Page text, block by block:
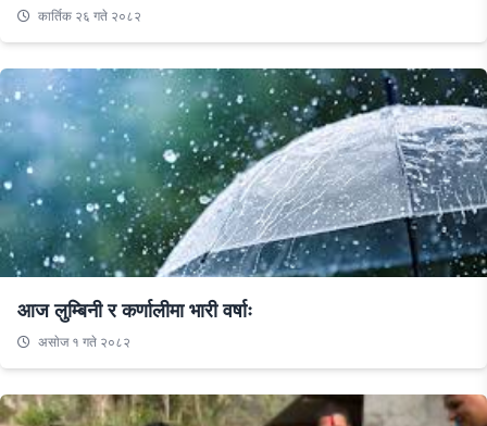
कार्तिक २६ गते २०८२
आज लुम्बिनी र कर्णालीमा भारी वर्षाः
असाेज १ गते २०८२